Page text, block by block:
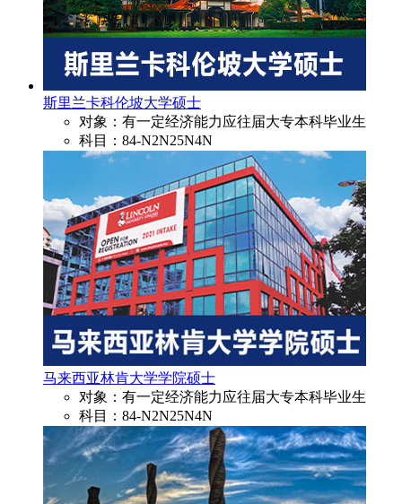
斯里兰卡科伦坡大学硕士
对象：有一定经济能力应往届大专本科毕业生
科目：84-N2N25N4N
马来西亚林肯大学学院硕士
对象：有一定经济能力应往届大专本科毕业生
科目：84-N2N25N4N